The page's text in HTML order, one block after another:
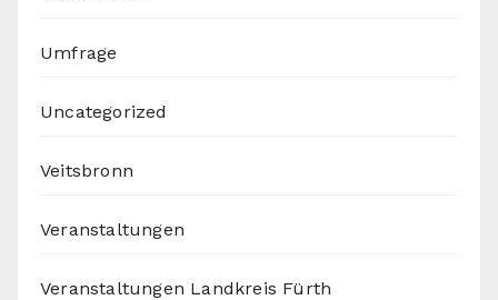
Umfrage
Uncategorized
Veitsbronn
Veranstaltungen
Veranstaltungen Landkreis Fürth